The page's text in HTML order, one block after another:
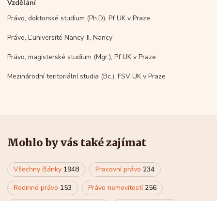
Vzdělání
Právo, doktorské studium (Ph.D), Pf UK v Praze
Právo, L’université Nancy-II, Nancy
Právo, magisterské studium (Mgr.), Pf UK v Praze
Mezinárodní teritoriální studia (Bc.), FSV UK v Praze
Mohlo by vás také zajímat
Všechny články 1948 Pracovní právo 234
Rodinné právo 153 Právo nemovitostí 256